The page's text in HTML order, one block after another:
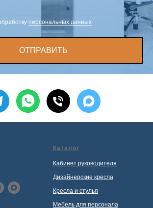
персональных данных
ОТПРАВИТЬ
Каталог
Кабинет руководителя
Дизайнерские кресла
Кресла и стулья
Мебель для персонала